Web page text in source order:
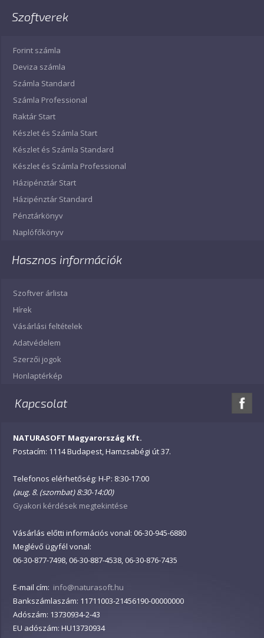
Szoftverek
Forint számla
Deviza számla
Számla Standard
Számla Professional
Raktár Start
Készlet és Számla Start
Készlet és Számla Standard
Készlet és Számla Professional
Házipénztár Start
Házipénztár Standard
Pénztárkönyv
Naplófőkönyv
Hasznos információk
Szoftver árlista
Hírek
Vásárlási feltételek
Adatvédelem
Szerzői jogok
Honlaptérkép
Kapcsolat
NATURASOFT Magyarország Kft.
Postacím: 1114 Budapest, Hamzsabégi út 37.
Telefonos elérhetőség: H-P: 8:30-17:00
(aug. 8. (szombat) 8:30-14:00)
Gyakori kérdések megtekintése
Vásárlás előtti információs vonal: 06-30-945-6880
Meglévő ügyfél vonal:
06-30-877-7498, 06-30-887-4538, 06-30-876-7435
E-mail cím: info@naturasoft.hu
Bankszámlaszám: 11711003-21456190-00000000
Adószám: 13730934-2-43
EU adószám: HU13730934